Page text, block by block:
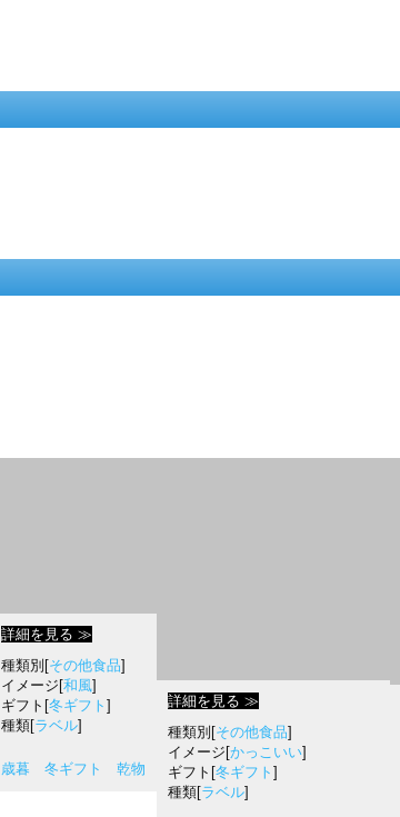
詳細を見る ≫
種類別[その他食品]
イメージ[和風]
ギフト[冬ギフト ]
種類[ラベル]
歳暮 冬ギフト 乾物
詳細を見る ≫
種類別[その他食品]
イメージ[かっこいい]
ギフト[冬ギフト ]
種類[ラベル]